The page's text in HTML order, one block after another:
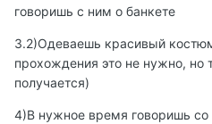
говоришь с ним о банкете
3.2)Одеваешь красивый
прохождения это не нужно, но
получается)
4)В нужное время говоришь